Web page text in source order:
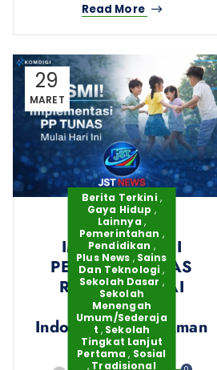
Read More
29
MARET
Berita Terkini ,
Gaya Hidup ,
Lainnya ,
Pemerintahan ,
Pendidikan ,
Plus News , Sains
Dan Teknologi ,
Sekolah Dasar ,
Sekolah
Menengah
Umum/Sederaja
t , Sekolah
Tingkat Lanjut
Pertama , Sosial
, Tradisional
KOMDIGI –
IMPLEMENTASI
PENUH PP TUNAS
RESMI DIMULAI
Ruang Digital
Indonesia Harus Aman
untuk Anak!